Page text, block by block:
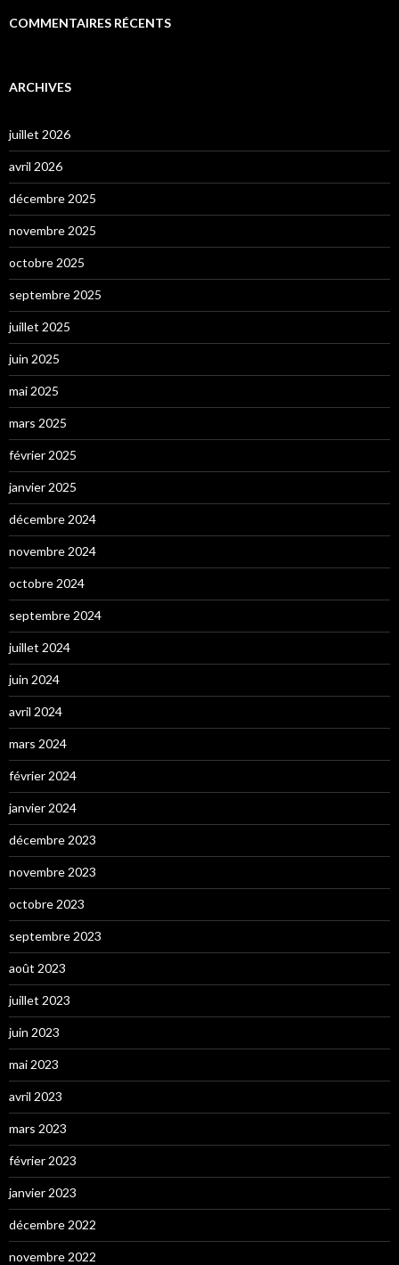
COMMENTAIRES RÉCENTS
ARCHIVES
juillet 2026
avril 2026
décembre 2025
novembre 2025
octobre 2025
septembre 2025
juillet 2025
juin 2025
mai 2025
mars 2025
février 2025
janvier 2025
décembre 2024
novembre 2024
octobre 2024
septembre 2024
juillet 2024
juin 2024
avril 2024
mars 2024
février 2024
janvier 2024
décembre 2023
novembre 2023
octobre 2023
septembre 2023
août 2023
juillet 2023
juin 2023
mai 2023
avril 2023
mars 2023
février 2023
janvier 2023
décembre 2022
novembre 2022